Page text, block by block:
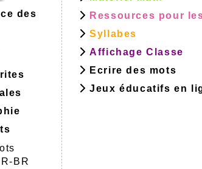
des
BR
Ressources pour
Syllabes
Affichage Classe
Ecrire des mots
Jeux éducatifs en